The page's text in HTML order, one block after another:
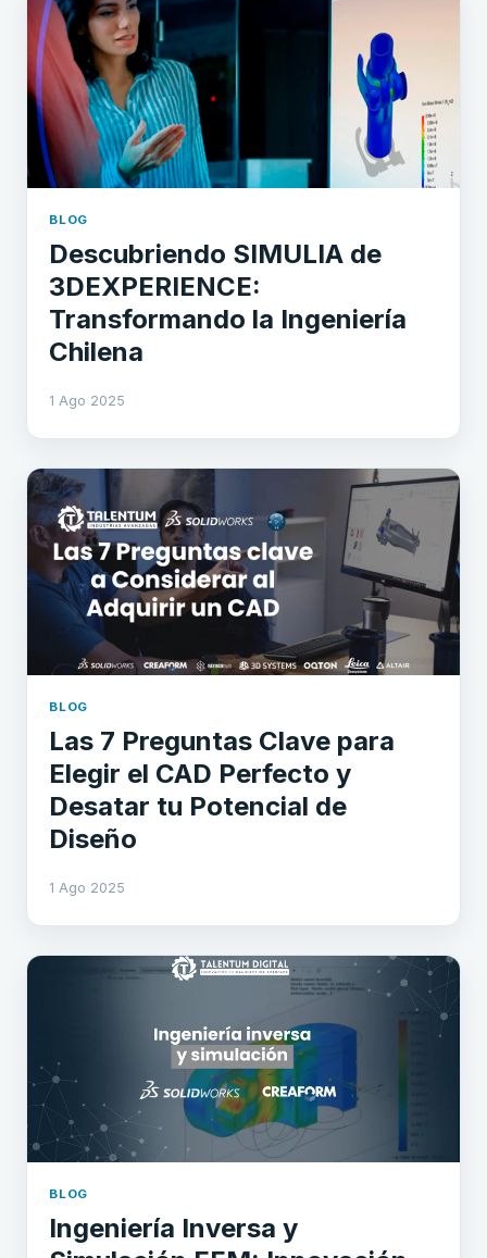
BLOG
Descubriendo SIMULIA de
3DEXPERIENCE:
Transformando la Ingeniería
Chilena
1 Ago 2025
BLOG
Las 7 Preguntas Clave para
Elegir el CAD Perfecto y
Desatar tu Potencial de
Diseño
1 Ago 2025
BLOG
Ingeniería Inversa y